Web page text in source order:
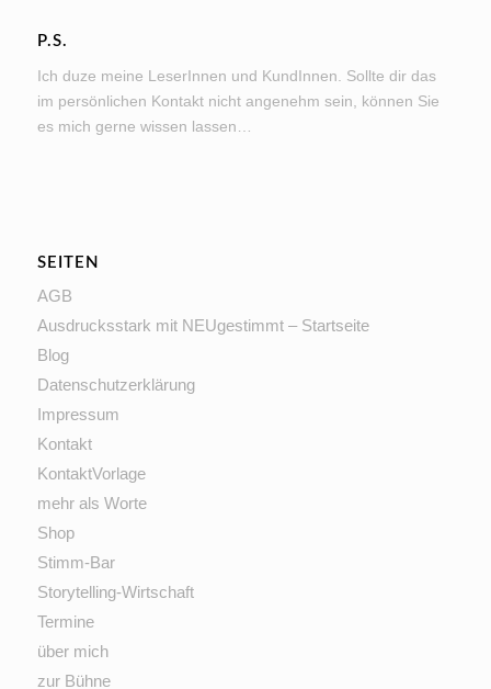
P.S.
Ich duze meine LeserInnen und KundInnen. Sollte dir das
im persönlichen Kontakt nicht angenehm sein, können Sie
es mich gerne wissen lassen…
SEITEN
AGB
Ausdrucksstark mit NEUgestimmt – Startseite
Blog
Datenschutzerklärung
Impressum
Kontakt
KontaktVorlage
mehr als Worte
Shop
Stimm-Bar
Storytelling-Wirtschaft
Termine
über mich
zur Bühne